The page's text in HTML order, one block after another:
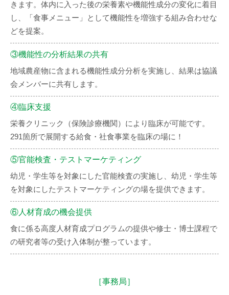
きます。体内に入った後の栄養素や機能性成分の変化に着目
し、「食事メニュー」として機能性を増強する組み合わせな
どを提案。
③機能性の分析結果の共有
地域農産物に含まれる機能性成分分析を実施し、結果は協議
会メンバーに共有します。
④臨床支援
栄養クリニック（保険診療機関）により臨床が可能です。
291箇所で展開する給食・社食事業を臨床の場に！
⑤官能検査・テストマーケティング
幼児・学生等を対象にした官能検査の実施し、幼児・学生等
を対象にしたテストマーケティングの場を提供できます。
⑥人材育成の機会提供
食に係る高度人材育成プログラムの提供や修士・博士課程で
の研究者等の受け入体制が整っています。
［事務局］